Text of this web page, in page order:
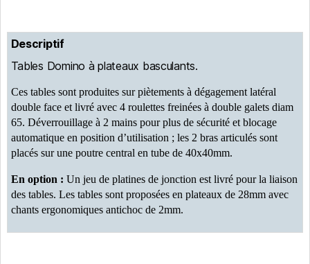
Descriptif
Tables Domino à plateaux basculants.
Ces tables sont produites sur piètements à dégagement latéral
double face et livré avec 4 roulettes freinées à double galets diam
65. Déverrouillage à 2 mains pour plus de sécurité et blocage
automatique en position d’utilisation ; les 2 bras articulés sont
placés sur une poutre central en tube de 40x40mm.
En option : Un jeu de platines de jonction est livré pour la liaison
des tables. Les tables sont proposées en plateaux de 28mm avec
chants ergonomiques antichoc de 2mm.